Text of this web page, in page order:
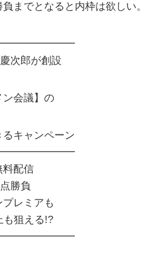
までとなると内枠は欲しい。
次郎が創設
ン会議】の
キャンペーン
配信
勝負
レミアも
も狙える!?